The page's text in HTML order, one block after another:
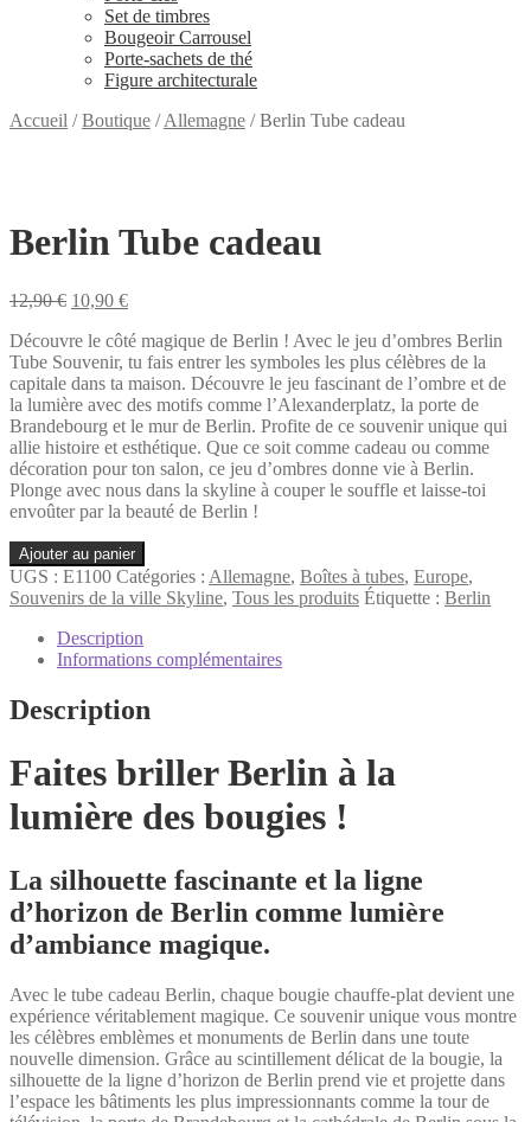
Set de timbres
Bougeoir Carrousel
Porte-sachets de thé
Figure architecturale
Accueil /Boutique /Allemagne /Berlin Tube cadeau
Berlin Tube cadeau
12,90€ Le
initial
était :
12,90 €.
10,90 €Le
actuel
est :
10,90 €.
Découvre le côté magique de Berlin ! Avec le jeu d’ombres Berlin
Tube Souvenir, tu fais entrer les symboles les plus célèbres de la
capitale dans ta maison. Découvre le jeu fascinant de l’ombre et de
la lumière avec des motifs comme l’Alexanderplatz, la porte de
Brandebourg et le mur de Berlin. Profite de ce souvenir unique qui
allie histoire et esthétique. Que ce soit comme cadeau ou comme
décoration pour ton salon, ce jeu d’ombres donne vie à Berlin.
Plonge avec nous dans la skyline à couper le souffle et laisse-toi
envoûter par la beauté de Berlin !
quantité
de
Berlin
cadeau
Ajouter au panier
UGS : E1100 Catégories : Allemagne, Boîtes à tubes, Europe,
Souvenirs de la ville Skyline, Tous les produits Étiquette : Berlin
Description
Informations complémentaires
Description
Faites briller Berlin à la
lumière des bougies !
La silhouette fascinante et la ligne
d’horizon de Berlin comme lumière
d’ambiance magique.
Avec le tube cadeau Berlin, chaque bougie chauffe-plat devient une
expérience véritablement magique. Ce souvenir unique vous montre
les célèbres emblèmes et monuments de Berlin dans une toute
nouvelle dimension. Grâce au scintillement délicat de la bougie, la
silhouette de la ligne d’horizon de Berlin prend vie et projette dans
l’espace les bâtiments les plus impressionnants comme la tour de